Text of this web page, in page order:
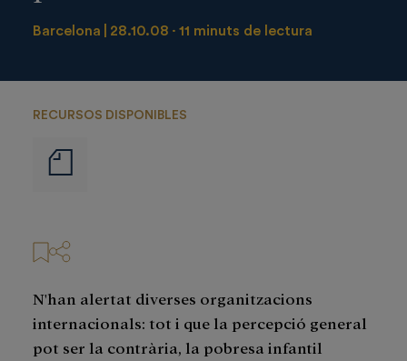
Barcelona 28.10.08 11 minuts de lectura
RECURSOS DISPONIBLES
de
N'han alertat diverses organitzacions
internacionals: tot i que la percepció general
pot ser la contrària, la pobresa infantil